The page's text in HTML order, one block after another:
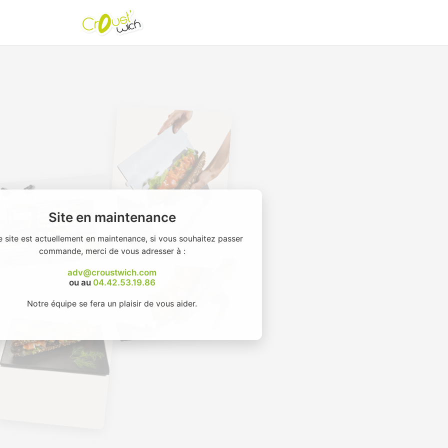
Site en maintenance
site est actuellement en maintenance, si vous souhaitez passer
commande, merci de vous adresser à :
adv@croustwich.com
ou au 04.42.53.19.86
Notre équipe se fera un plaisir de vous aider.